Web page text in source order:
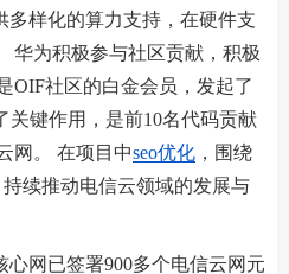
多样化的算力支持，在硬件支
华为积极参与社区贡献，积极
OIF社区的白金会员，发起了
关键作用，是前10名代码贡献
网。 在项目中seo优化 ，围绕
续推动电信云领域的发展与
心网已签署900多个电信云网元